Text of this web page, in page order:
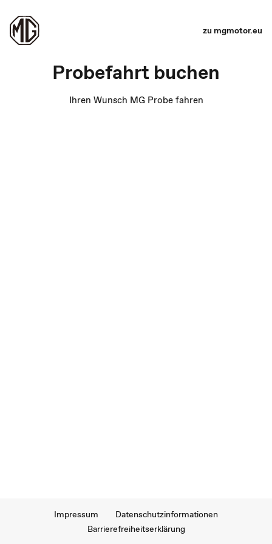
zu mgmotor.eu
Probefahrt buchen
Ihren Wunsch MG Probe fahren
Impressum
Datenschutzinformationen
Barrierefreiheitserklärung